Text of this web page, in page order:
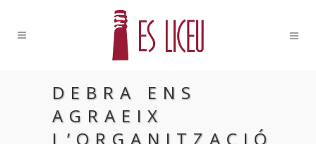
DEBRA ENS
AGRAEIX
L’ORGANITZACIÓ